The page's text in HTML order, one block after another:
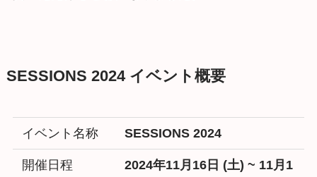
SESSIONS 2024 イベント概要
イベント名称 SESSIONS 2024
開催日程
2024年11月16日 (土) ~ 11月1